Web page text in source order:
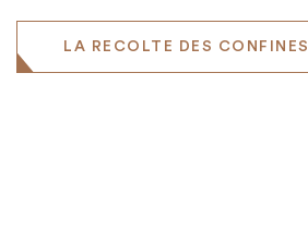
LA RECOLTE DES CONFINES